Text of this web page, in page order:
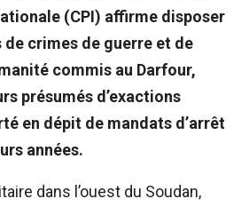
(CPI) affirme disposer
de crimes de guerre et de
commis au Darfour,
présumés d’exactions
en dépit de mandats d’arrêt
années.
dans l’ouest du Soudan,